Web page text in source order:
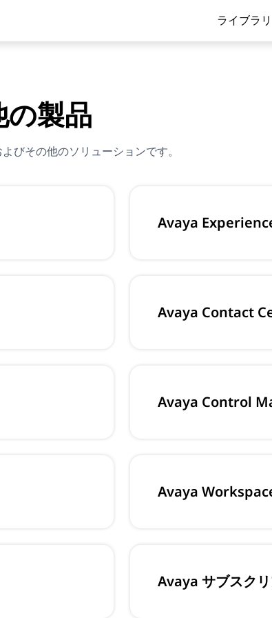
ライブラリ
製品
びその他のソリューションです。
Avaya
Avaya Contact
Avaya Control
Avaya
Avaya サブスク